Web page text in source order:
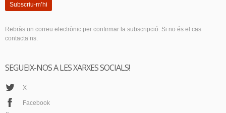
Subscriu-m’hi
Rebràs un correu electrònic per confirmar la subscripció. Si no és el cas
contacta’ns.
SEGUEIX-NOS A LES XARXES SOCIALS!
X
Facebook